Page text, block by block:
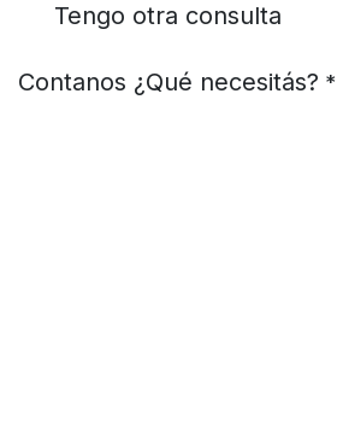
Tengo otra consulta
Contanos ¿Qué necesitás? *